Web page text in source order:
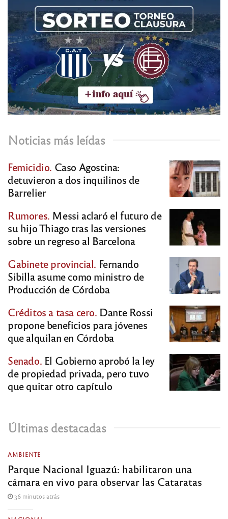
Noticias más leídas
Femicidio. Caso Agostina:
detuvieron a dos inquilinos de
Barrelier
Rumores. Messi aclaró el futuro de
su hijo Thiago tras las versiones
sobre un regreso al Barcelona
Gabinete provincial. Fernando
Sibilla asume como ministro de
Producción de Córdoba
Créditos a tasa cero. Dante Rossi
propone beneficios para jóvenes
que alquilan en Córdoba
Senado. El Gobierno aprobó la ley
de propiedad privada, pero tuvo
que quitar otro capítulo
Últimas destacadas
AMBIENTE
Parque Nacional Iguazú: habilitaron una
cámara en vivo para observar las Cataratas
36 minutos atrás